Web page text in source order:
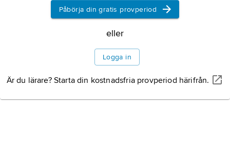
Påbörja din gratis provperiod
eller
Logga in
Är du lärare? Starta din kostnadsfria provperiod härifrån.